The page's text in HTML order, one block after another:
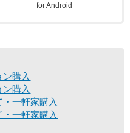
for Android
購入
購入
一軒家購入
一軒家購入